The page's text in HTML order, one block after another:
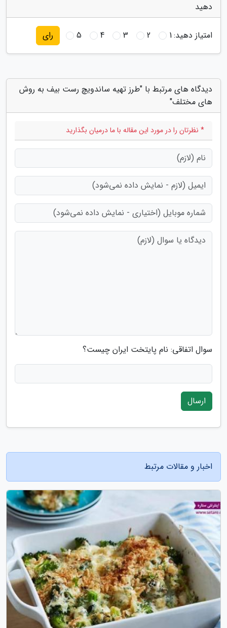
دهید
امتیاز دهید:1
2
3
4
5 رای
دیدگاه های مرتبط با "طرز تهیه ساندویچ رست بیف به روش
های مختلف"
* نظرتان را در مورد این مقاله با ما درمیان بگذارید
سوال اتفاقی: نام پایتخت ایران چیست؟
ارسال
اخبار و مقالات مرتبط